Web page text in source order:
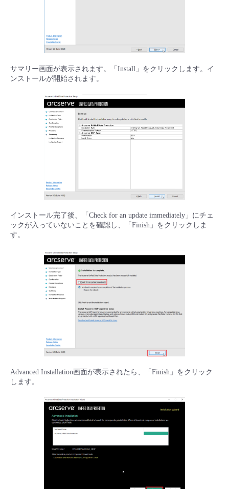
サマリー画面が表示されます。「Install」をクリックします。イ
ンストールが開始されます。
インストール完了後、「Check for an update immediately」にチェ
ックが入っていないことを確認し、「Finish」をクリックしま
す。
Advanced Installation画面が表示されたら、「Finish」をクリック
します。